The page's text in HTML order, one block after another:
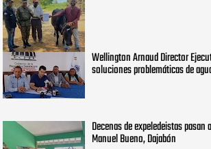
Wellington Arnaud Director
soluciones problemáticas de
Decenas de expeledeistas pasan
Manuel Bueno, Dajabón